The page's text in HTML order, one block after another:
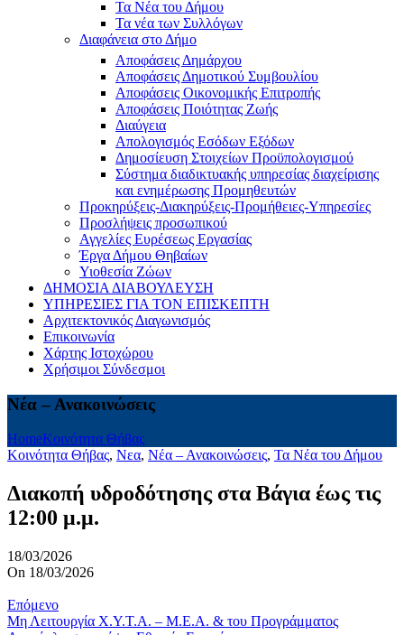
Τα Νέα του Δήμου
Τα νέα των Συλλόγων
Διαφάνεια στο Δήμο
Αποφάσεις Δημάρχου
Αποφάσεις Δημοτικού Συμβουλίου
Αποφάσεις Οικονομικής Επιτροπής
Αποφάσεις Ποιότητας Ζωής
Διαύγεια
Απολογισμός Εσόδων Εξόδων
Δημοσίευση Στοιχείων Προϋπολογισμού
Σύστημα διαδικτυακής υπηρεσίας διαχείρισης
και ενημέρωσης Προμηθευτών
Προκηρύξεις-Διακηρύξεις-Προμήθειες-Υπηρεσίες
Προσλήψεις προσωπικού
Αγγελίες Ευρέσεως Εργασίας
Έργα Δήμου Θηβαίων
Υιοθεσία Ζώων
ΔΗΜΟΣΙΑ ΔΙΑΒΟΥΛΕΥΣΗ
ΥΠΗΡΕΣΙΕΣ ΓΙΑ ΤΟΝ ΕΠΙΣΚΕΠΤΗ
Αρχιτεκτονικός Διαγωνισμός
Επικοινωνία
Χάρτης Ιστοχώρου
Χρήσιμοι Σύνδεσμοι
Νέα – Ανακοινώσεις
HomeKοινότητα Θήβας
Kοινότητα Θήβας, Νεα, Νέα – Ανακοινώσεις, Τα Νέα του Δήμου
Διακοπή υδροδότησης στα Βάγια έως τις
12:00 μ.μ.
18/03/2026
On 18/03/2026
Επόμενο
Μη Λειτουργία Χ.Υ.Τ.Α. – Μ.Ε.Α. & του Προγράμματος